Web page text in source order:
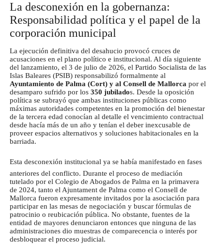
La desconexión en la gobernanza:
Responsabilidad política y el papel de la
corporación municipal
La ejecución definitiva del desahucio provocó cruces de
acusaciones en el plano político e institucional. Al día siguiente
del lanzamiento, el 3 de julio de 2026, el Partido Socialista de las
Islas Baleares (PSIB) responsabilizó formalmente al
Ayuntamiento de Palma (Cort) y al Consell de Mallorca por el
desamparo sufrido por los 350 jubilados. Desde la oposición
política se subrayó que ambas instituciones públicas como
máximas autoridades competentes en la promoción del bienestar
de la tercera edad conocían al detalle el vencimiento contractual
desde hacía más de un año y tenían el deber inexcusable de
proveer espacios alternativos y soluciones habitacionales en la
barriada.
Esta desconexión institucional ya se había manifestado en fases
anteriores del conflicto. Durante el proceso de mediación
tutelado por el Colegio de Abogados de Palma en la primavera
de 2024, tanto el Ajuntament de Palma como el Consell de
Mallorca fueron expresamente invitados por la asociación para
participar en las mesas de negociación y buscar fórmulas de
patrocinio o reubicación pública. No obstante, fuentes de la
entidad de mayores denunciaron entonces que ninguna de las
administraciones dio muestras de comparecencia o interés por
desbloquear el proceso judicial.